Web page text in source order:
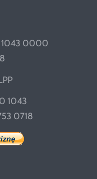
1043 0000
1043
0718